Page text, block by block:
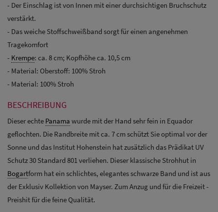
- Der Einschlag ist von Innen mit einer durchsichtigen Bruchschutz
verstärkt.
- Das weiche Stoffschweißband sorgt für einen angenehmen
Tragekomfort
- Krempe: ca. 8 cm; Kopfhöhe ca. 10,5 cm
- Material: Oberstoff: 100% Stroh
- Material: 100% Stroh
BESCHREIBUNG
Dieser echte Panama wurde mit der Hand sehr fein in Equador
geflochten. Die Randbreite mit ca. 7 cm schützt Sie optimal vor der
Sonne und das Institut Hohenstein hat zusätzlich das Prädikat UV
Schutz 30 Standard 801 verliehen. Dieser klassische Strohhut in
Bogartform hat ein schlichtes, elegantes schwarze Band und ist aus
der Exklusiv Kollektion von Mayser. Zum Anzug und für die Freizeit -
Preishit für die feine Qualität.